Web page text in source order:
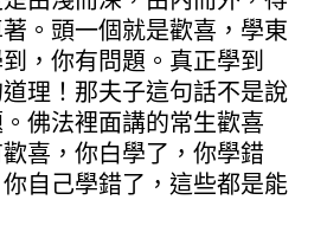
。頭一個就是歡喜，學東
，你有問題。真正學到
理！那夫子這句話不是說
佛法裡面講的常生歡喜
喜，你白學了，你學錯
自己學錯了，這些都是能